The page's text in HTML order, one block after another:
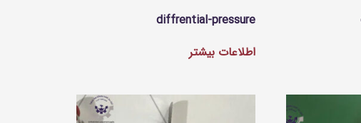
diffrential-pressure
اطلاعات بیشتر